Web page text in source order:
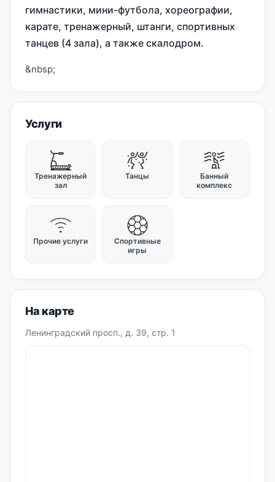
гимнастики, мини-футбола, хореографии,
карате, тренажерный, штанги, спортивных
танцев (4 зала), а также скалодром.
&nbsp;
Услуги
Тренажерный
зал
Танцы
Банный
комплекс
Прочие услуги
Спортивные
игры
На карте
Ленинградский просп., д. 39, стр. 1